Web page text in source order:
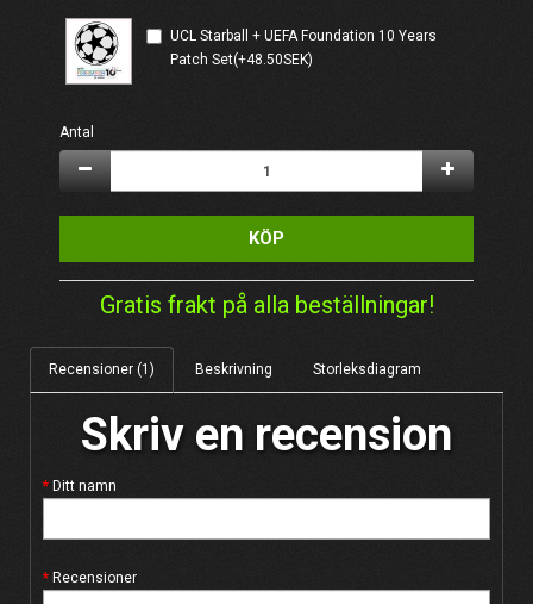
UCL Starball + UEFA Foundation 10 Years
Patch Set(+48.50SEK)
Antal
KÖP
Gratis frakt på alla beställningar!
Recensioner (1) Beskrivning Storleksdiagram
Skriv en recension
Ditt namn
Recensioner